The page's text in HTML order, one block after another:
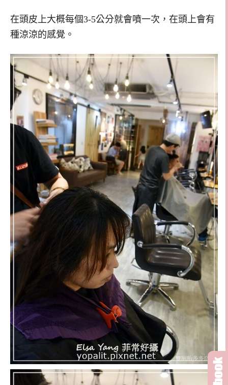
在頭皮上大概每個3-5公分就會噴一次，在頭上會有
種涼涼的感覺。